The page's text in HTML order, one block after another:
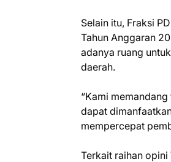
Selain itu, Fraksi
Tahun Anggaran
adanya ruang
daerah.
“Kami
dapat
mempercepat
Terkait raihan